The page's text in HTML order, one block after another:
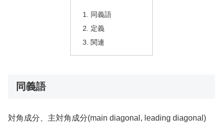
同義語
定義
関連
同義語
対角成分、主対角成分(main diagonal, leading diagonal)